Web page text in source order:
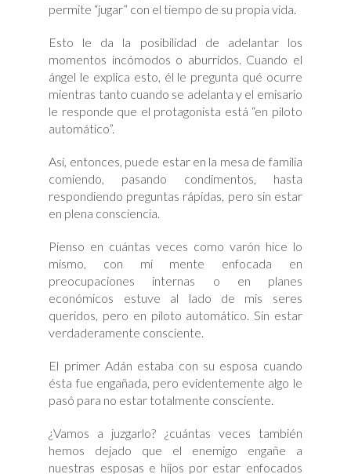
permite “jugar” con el tiempo de su propia vida.
Esto le da la posibilidad de adelantar los
momentos incómodos o aburridos. Cuando el
ángel le explica esto, él le pregunta qué ocurre
mientras tanto cuando se adelanta y el emisario
le responde que el protagonista está “en piloto
automático”.
Así, entonces, puede estar en la mesa de familia
comiendo, pasando condimentos, hasta
respondiendo preguntas rápidas, pero sin estar
en plena consciencia.
Pienso en cuántas veces como varón hice lo
mismo, con mi mente enfocada en
preocupaciones internas o en planes
económicos estuve al lado de mis seres
queridos, pero en piloto automático. Sin estar
verdaderamente consciente.
El primer Adán estaba con su esposa cuando
ésta fue engañada, pero evidentemente algo le
pasó para no estar totalmente consciente.
¿Vamos a juzgarlo? ¿cuántas veces también
hemos dejado que el enemigo engañe a
nuestras esposas e hijos por estar enfocados